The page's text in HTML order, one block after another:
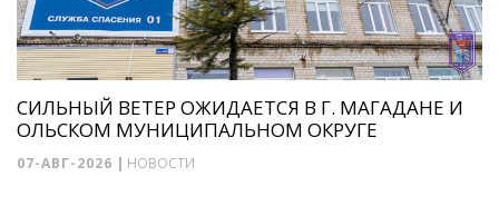
СИЛЬНЫЙ ВЕТЕР ОЖИДАЕТСЯ В Г. МАГАДАНЕ И
ОЛЬСКОМ МУНИЦИПАЛЬНОМ ОКРУГЕ
07-АВГ-2026 | НОВОСТИ